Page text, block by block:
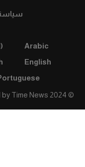
Arabic
English
© 2024 Time News Europe in Arabic. Powered by
Time News